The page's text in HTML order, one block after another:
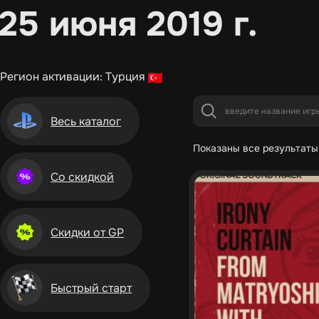
июня 2019 г.
Регион активации: Турция
Весь каталог
Со скидкой
Скидки от GP
Быстрый старт
Показаны все